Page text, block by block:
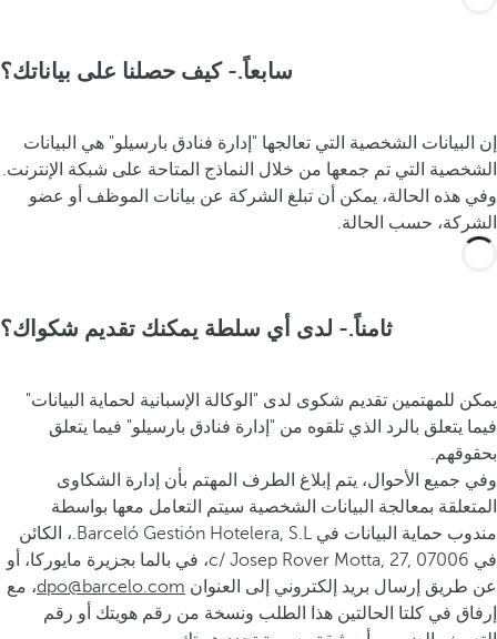
سابعاً.- كيف حصلنا على بياناتك؟
إن البيانات الشخصية التي تعالجها "إدارة فنادق بارسيلو" هي البيانات
الشخصية التي تم جمعها من خلال النماذج المتاحة على شبكة الإنترنت.
وفي هذه الحالة، يمكن أن تبلغ الشركة عن بيانات الموظف أو عضو
الشركة، حسب الحالة.
ثامناً.- لدى أي سلطة يمكنك تقديم شكواك؟
يمكن للمهتمين تقديم شكوى لدى "الوكالة الإسبانية لحماية البيانات"
فيما يتعلق بالرد الذي تلقوه من "إدارة فنادق بارسيلو" فيما يتعلق
بحقوقهم.
وفي جميع الأحوال، يتم إبلاغ الطرف المهتم بأن إدارة الشكاوى
المتعلقة بمعالجة البيانات الشخصية سيتم التعامل معها بواسطة
مندوب حماية البيانات في Barceló Gestión Hotelera, S.L.، الكائن
في c/ Josep Rover Motta, 27, 07006، في بالما بجزيرة مايوركا، أو
عن طريق إرسال بريد إلكتروني إلى العنوان dpo@barcelo.com، مع
إرفاق في كلتا الحالتين هذا الطلب ونسخة من رقم هويتك أو رقم